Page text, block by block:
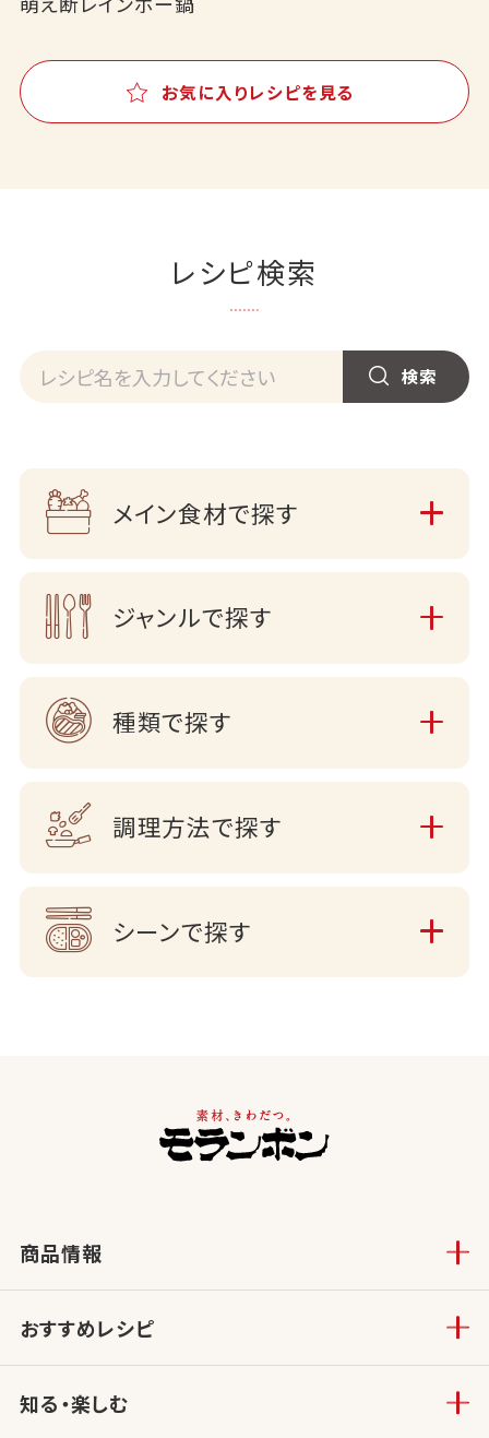
お気に入りレシピを見る
レシピ検索
メイン食材で探す
ジャンルで探す
種類で探す
調理方法で探す
シーンで探す
商品情報
おすすめレシピ
知る・楽しむ